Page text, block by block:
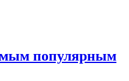
популярным